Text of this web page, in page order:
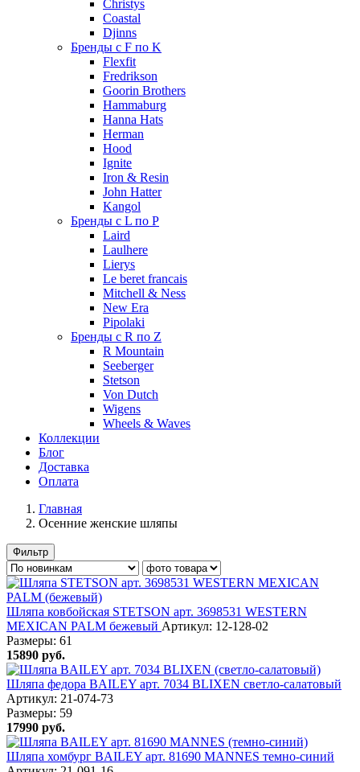
Christys
Coastal
Djinns
Бренды с F по K
Flexfit
Fredrikson
Goorin Brothers
Hammaburg
Hanna Hats
Herman
Hood
Ignite
Iron & Resin
John Hatter
Kangol
Бренды с L по P
Laird
Laulhere
Lierys
Le beret francais
Mitchell & Ness
New Era
Pipolaki
Бренды с R по Z
R Mountain
Seeberger
Stetson
Von Dutch
Wigens
Wheels & Waves
Коллекции
Блог
Доставка
Оплата
Главная
Осенние женские шляпы
Фильтр
Шляпа ковбойская STETSON арт. 3698531 WESTERN
MEXICAN PALM бежевый Артикул: 12-128-02
Размеры: 61
15890 руб.
Шляпа федора BAILEY арт. 7034 BLIXEN светло-салатовый
Артикул: 21-074-73
Размеры: 59
17990 руб.
Шляпа хомбург BAILEY арт. 81690 MANNES темно-синий